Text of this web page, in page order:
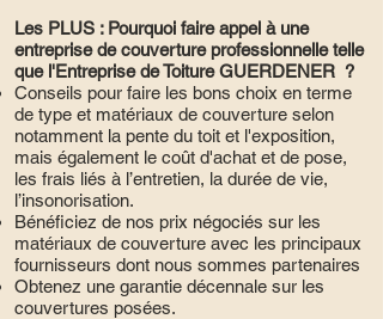
Les PLUS : Pourquoi faire appel à une
entreprise de couverture professionnelle telle
que l'Entreprise de Toiture GUERDENER ?
Conseils pour faire les bons choix en terme
de type et matériaux de couverture selon
notamment la pente du toit et l'exposition,
mais également le coût d'achat et de pose,
les frais liés à l’entretien, la durée de vie,
l’insonorisation.
Bénéficiez de nos prix négociés sur les
matériaux de couverture avec les principaux
fournisseurs dont nous sommes partenaires
Obtenez une garantie décennale sur les
couvertures posées.